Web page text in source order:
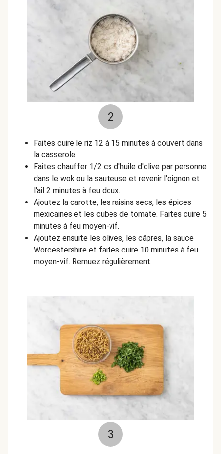
2
Faites cuire le riz 12 à 15 minutes à couvert dans
la casserole.
Faites chauffer 1/2 cs d'huile d'olive par personne
dans le wok ou la sauteuse et revenir l'oignon et
l'ail 2 minutes à feu doux.
Ajoutez la carotte, les raisins secs, les épices
mexicaines et les cubes de tomate. Faites cuire 5
minutes à feu moyen-vif.
Ajoutez ensuite les olives, les câpres, la sauce
Worcestershire et faites cuire 10 minutes à feu
moyen-vif. Remuez régulièrement.
3